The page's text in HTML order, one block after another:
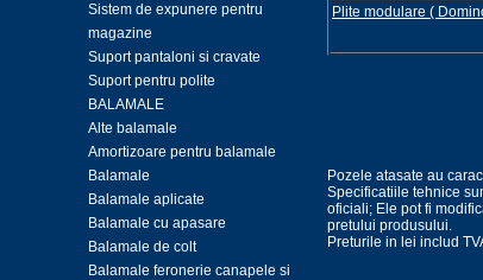
Sistem de expunere pentru
magazine
Suport pantaloni si cravate
Suport pentru polite
BALAMALE
Alte balamale
Amortizoare pentru balamale
Balamale
Balamale aplicate
Balamale cu apasare
Balamale de colt
Balamale feronerie canapele si
Plite modulare (
Pozele atasate au
Specificatiile tehnice
oficiali; Ele pot fi
pretului produsului.
Preturile in lei includ